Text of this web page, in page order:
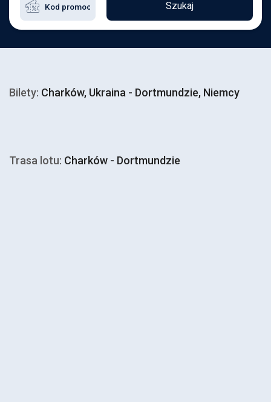
Szukaj
Bilety: Charków, Ukraina - Dortmundzie, Niemcy
Trasa lotu: Charków - Dortmundzie